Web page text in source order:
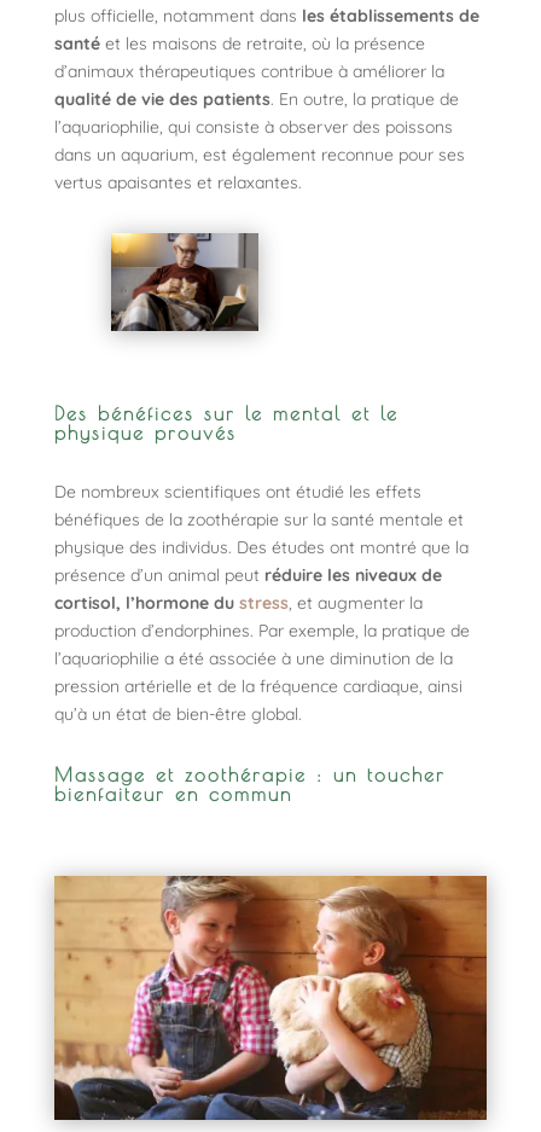
plus officielle, notamment dans les établissements de
santéet les maisons de retraite, où la présence
d’animaux thérapeutiques contribue à améliorer la
qualité de vie des patients. En outre, la pratique de
l’aquariophilie, qui consiste à observer des poissons
dans un aquarium, est également reconnue pour ses
vertus apaisantes et relaxantes.
Des bénéfices sur le mental et le
physique prouvés
De nombreux scientifiques ont étudié les effets
bénéfiques de la zoothérapie sur la santé mentale et
physique des individus. Des études ont montré que la
présence d’un animal peut réduire les niveaux de
cortisol, l’hormone du stress, et augmenter la
production d’endorphines. Par exemple, la pratique de
l’aquariophilie a été associée à une diminution de la
pression artérielle et de la fréquence cardiaque, ainsi
qu’à un état de bien-être global.
Massage et zoothérapie : un toucher
bienfaiteur en commun